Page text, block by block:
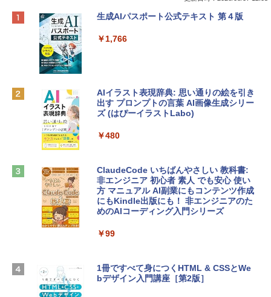
Apple 2026 MacBook Neo A18 Proチッ
e Intelligence、Liquid Retinaディスプ
￥162,598
tomtoc 360°保護 15.6 16インチ パソコ
￥2,952
Apple 2026 MacBook Air M5チップ搭載
igence、13.6インチLiquid Retinaディ
ームカメラ、日本語キーボード、Touch I
D - ミッドナイト
Robloxギフトカード - 800 Robux 【限
インゲームコード】 ロブロックス | オン
Microsoft Office Home & Business 202
4(最新 永続版)|オンラインコード版|Wind
Robloxギフトカード - 2,000 Robux 【限
定バーチャルアイテムを含む】 【オンラ
インゲームコード】 ロブロックス | オン
ラインコード版
￥3,200
Robloxギフトカード - 1000 Robux 【限
定バーチャルアイテムを含む】 【オンラ
生成AIパスポート公式テキスト 第４版
￥1,766
AIイラスト表現辞典: 思い通りの絵を引き
出す プロンプトの言葉 AI画像生成シリー
ズ (はぴーイラストLabo)
￥480
ClaudeCode いちばんやさしい 教科書:
非エンジニア 初心者 素人 でも安心 使い
方 マニュアル AI副業にもコンテンツ作成
にもKindle出版にも！ 非エンジニアのた
めのAIコーディング入門シリーズ
￥99
1冊ですべて身につくHTML & CSSとWe
bデザイン入門講座［第2版］